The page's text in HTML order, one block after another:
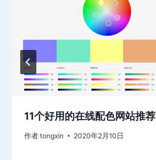
11个好用的在线配色网站推荐
作者tongxin 2020年2月10日